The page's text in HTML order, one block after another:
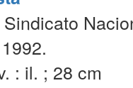
: il. ; 28 cm